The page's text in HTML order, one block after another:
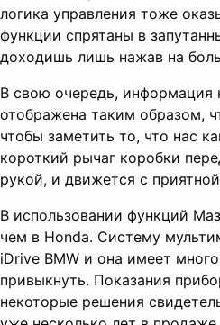
логика управления тоже
функции спрятаны в
доходишь лишь нажав на
В свою очередь, информация
отображена таким образом,
чтобы заметить то, что нас
короткий рычаг коробки
рукой, и движется с
В использовании функций
чем в Honda. Систему
iDrive BMW и она имеет
привыкнуть. Показания
некоторые решения